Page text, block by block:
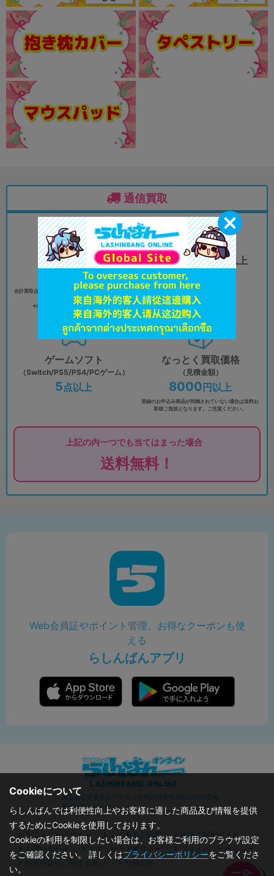
通信買取
合計買取点数
点以上
合計買取点数（女性同人誌／全年齢向書籍を除く）30
点以上
※成年向コミックスは対象商品です。
フィギュア15cm以上
（プライズ含む）
5点以上
ゲームソフト
（Switch/PS5/PS4/PCゲーム）
5点以上
なっとく買取価格
（見積金額）
8000円以上
登録のお申込み商品が同梱されていない場合は送料お
客様ご負担となります。ご注意ください。
上記の内一つでも当てはまった場合
送料無料！
Web会員証やポイント管理、お得なクーポンも使
える
らしんばんアプリ
東京都公安委員会許可済 古物商許可番号305500206246
株式会社らしんばん
オフィシャルサイト よくあるご質問
通販ご利用ガイド
お問い合わせ
セキュリティポリシー
プライバシーポリシー
特定商取引に関する表記
利用規約
Cookieについて
らしんばんでは利便性向上やお客様に適した商品及び情報を提供
するためにCookieを使用しております。
Cookieの利用を制限したい場合は、お客様ご利用のブラウザ設定
をご確認ください。 詳しくはプライバシーポリシーをご覧くださ
い。